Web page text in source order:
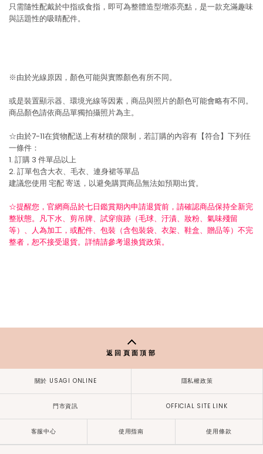
只需隨性配戴於中指或食指，即可為整體造型增添亮點，是一款充滿趣味
與話題性的吸睛配件。
※由於光線原因，顏色可能與實際顏色有所不同。
或是裝置顯示器、環境光線等因素，商品與照片的顏色可能會略有不同。
商品顏色請依商品單獨拍攝照片為主。
☆由於7-11在貨物配送上有材積的限制，若訂購的內容有【符合】下列任
一條件：
1. 訂購 3 件單品以上
2. 訂單包含大衣、毛衣、連身裙等單品
建議您使用 宅配寄送，以避免購買商品無法如預期出貨。
☆提醒您，官網商品於七日鑑賞期內申請退貨前，請確認商品保持全新完
整狀態。凡下水、剪吊牌、試穿痕跡（毛球、汙漬、妝粉、氣味殘留
等）、人為加工，或配件、包裝（含包裝袋、衣架、鞋盒、贈品等）不完
整者，恕不接受退貨。詳情請參考退換貨政策。
返回頁面頂部
關於 USAGI ONLINE 隱私權政策
門市資訊 OFFICIAL SITE LINK
客服中心 使用指南 使用條款